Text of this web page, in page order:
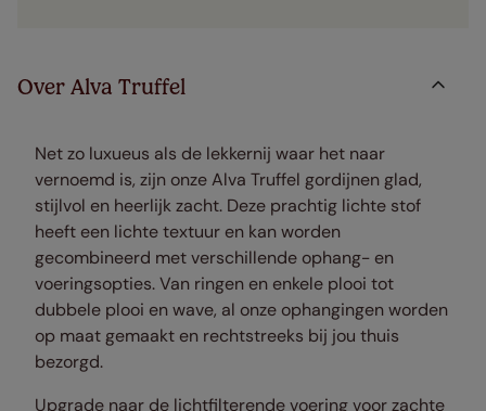
Over Alva Truffel
Net zo luxueus als de lekkernij waar het naar
vernoemd is, zijn onze Alva Truffel gordijnen glad,
stijlvol en heerlijk zacht. Deze prachtig lichte stof
heeft een lichte textuur en kan worden
gecombineerd met verschillende ophang- en
voeringsopties. Van ringen en enkele plooi tot
dubbele plooi en wave, al onze ophangingen worden
op maat gemaakt en rechtstreeks bij jou thuis
bezorgd.
Upgrade naar de lichtfilterende voering voor zachte